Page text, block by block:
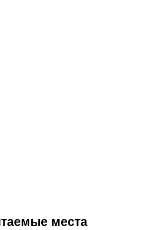
места